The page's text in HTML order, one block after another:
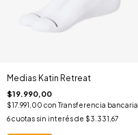
Medias Katin Retreat
$19.990,00
$17.991,00 con Transferencia bancaria
6cuotas sin interés de $3.331,67